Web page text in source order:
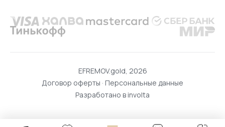
EFREMOV.gold, 2026
Договор оферты · Персональные данные
Разработано в involta